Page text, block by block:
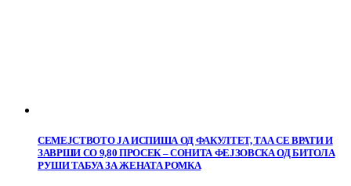
СЕМЕЈСТВОТО ЈА ИСПИША ОД ФАКУЛТЕТ, ТАА СЕ ВРАТИ И
ЗАВРШИ СО 9,80 ПРОСЕК – СОНИТА ФЕЈЗОВСКА ОД БИТОЛА
РУШИ ТАБУА ЗА ЖЕНАТА РОМКА